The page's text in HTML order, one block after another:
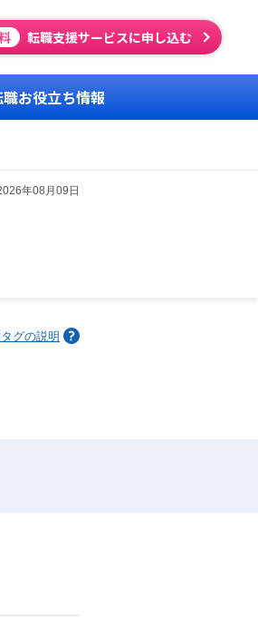
転職支援サービスに申し込む
お役立ち情報
年08月09日
グの説明